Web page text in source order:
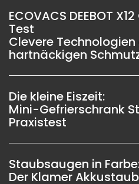
ECOVACS DEEBOT
Test
Clevere
hartnäckigen
Die kleine Eiszeit:
Mini-Gefrierschrank
Praxistest
Staubsaugen in
Der Klamer